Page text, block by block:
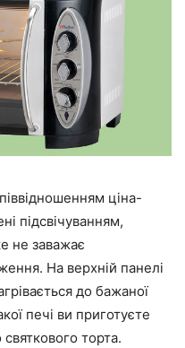
ціна-
підсвічуванням,
не заважає
На верхній панелі
до бажаної
печі ви приготуєте
торта.